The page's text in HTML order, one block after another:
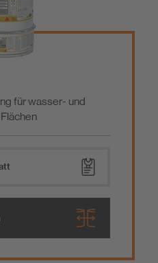
/ Spezialkleber
für wasser- und